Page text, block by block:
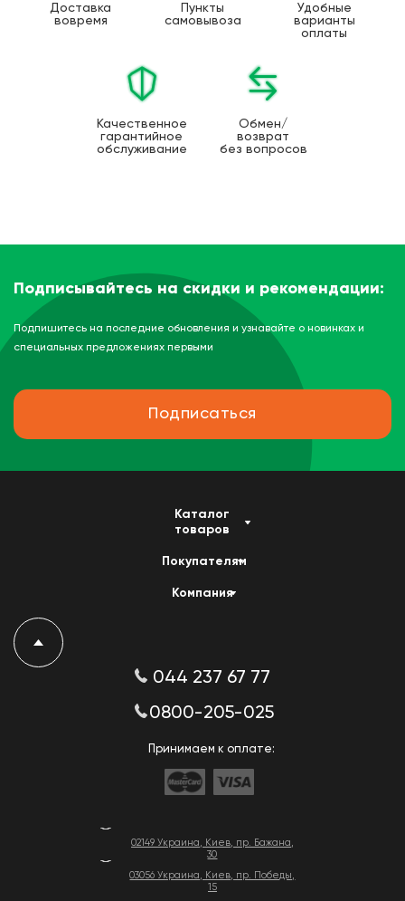
Доставка
вовремя
Пункты
самовывоза
Удобные
варианты
оплаты
Качественное
гарантийное
обслуживание
Обмен/
возврат
без вопросов
Подписывайтесь на скидки и рекомендации:
Подпишитесь на последние обновления и узнавайте о новинках и
специальных предложениях первыми
Подписаться
02149 Украина, Киев, пр. Бажана,
30
03056 Украина, Киев, пр. Победы,
15
Каталог
товаров
Покупателям
Компания
044 237 67 77
0800-205-025
Принимаем к оплате: